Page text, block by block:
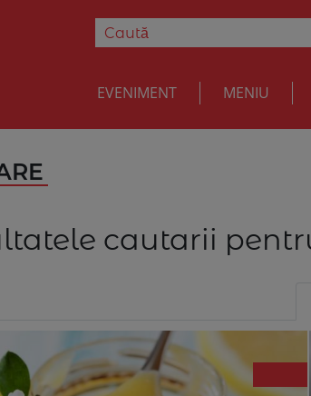
EVENIMENT MENIU
cautarii